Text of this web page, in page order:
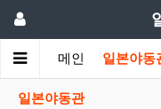
메인 일본야동
일본야동관